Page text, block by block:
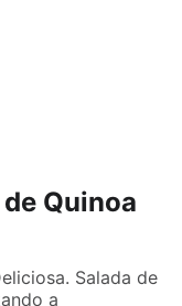
Quinoa
Salada de
a